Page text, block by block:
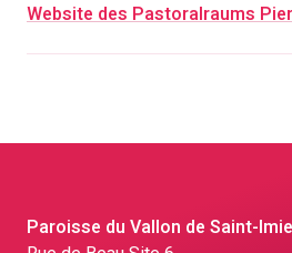
Website des Pastoralraums
Paroisse du Vallon de Saint-